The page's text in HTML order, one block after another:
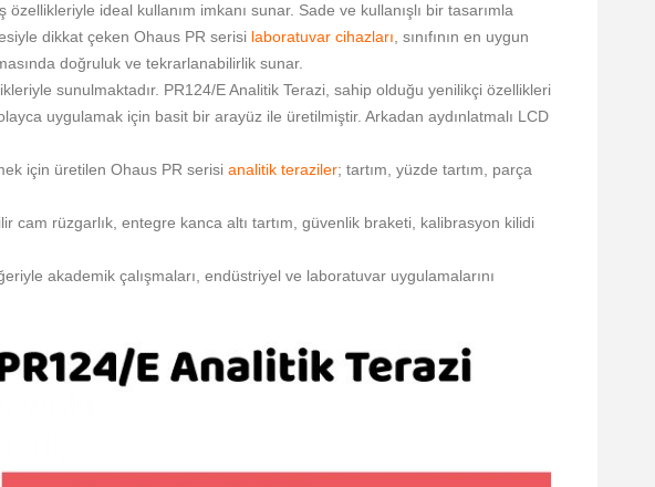
ideal kullanım imkanı sunar. Sade ve kullanışlı bir tasarımla
dikkat çeken Ohaus PR serisi laboratuvar cihazları , sınıfının en uygun
doğruluk ve tekrarlanabilirlik sunar.
sunulmaktadır. PR124/E Analitik Terazi, sahip olduğu yenilikçi özellikleri
uygulamak için basit bir arayüz ile üretilmiştir. Arkadan aydınlatmalı LCD
için üretilen Ohaus PR serisi analitik teraziler; tartım, yüzde tartım, parça
cam rüzgarlık, entegre kanca altı tartım, güvenlik braketi, kalibrasyon kilidi
akademik çalışmaları, endüstriyel ve laboratuvar uygulamalarını